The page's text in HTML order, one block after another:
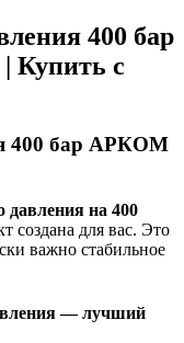
400 бар
Купить с
400 бар АРКОМ
на 400
создана для вас. Это
важно стабильное
— лучший